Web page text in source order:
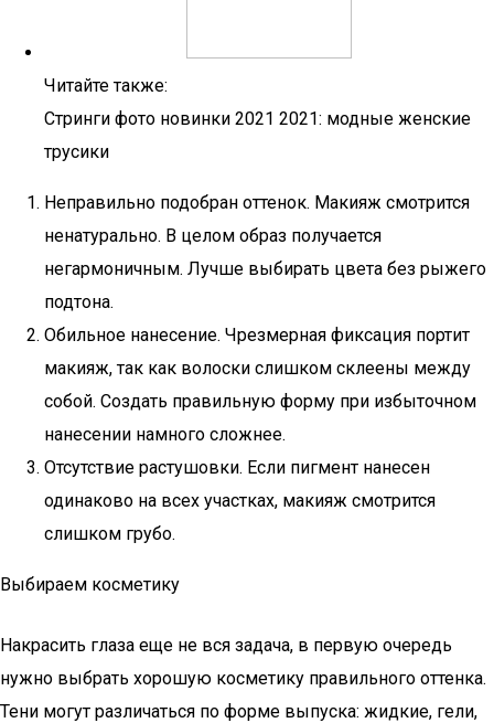
Читайте также:
Стринги фото новинки 2021 2021: модные женские
трусики
Неправильно подобран оттенок. Макияж смотрится
ненатурально. В целом образ получается
негармоничным. Лучше выбирать цвета без рыжего
подтона.
Обильное нанесение. Чрезмерная фиксация портит
макияж, так как волоски слишком склеены между
собой. Создать правильную форму при избыточном
нанесении намного сложнее.
Отсутствие растушовки. Если пигмент нанесен
одинаково на всех участках, макияж смотрится
слишком грубо.
Выбираем косметику
Накрасить глаза еще не вся задача, в первую очередь
нужно выбрать хорошую косметику правильного оттенка.
Тени могут различаться по форме выпуска: жидкие, гели,